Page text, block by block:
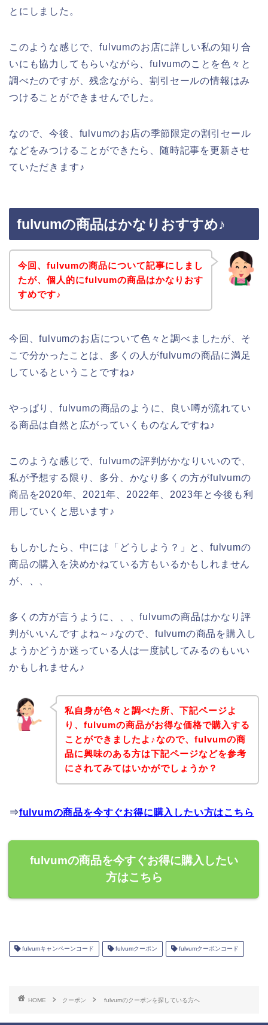
とにしました。
このような感じで、fulvumのお店に詳しい私の知り合
いにも協力してもらいながら、fulvumのことを色々と
調べたのですが、残念ながら、割引セールの情報はみ
つけることができませんでした。
なので、今後、fulvumのお店の季節限定の割引セール
などをみつけることができたら、随時記事を更新させ
ていただきます♪
fulvumの商品はかなりおすすめ♪
今回、fulvumの商品について記事にしまし
たが、個人的にfulvumの商品はかなりおす
すめです♪
今回、fulvumのお店について色々と調べましたが、そ
こで分かったことは、多くの人がfulvumの商品に満足
しているということですね♪
やっぱり、fulvumの商品のように、良い噂が流れてい
る商品は自然と広がっていくものなんですね♪
このような感じで、fulvumの評判がかなりいいので、
私が予想する限り、多分、かなり多くの方がfulvumの
商品を2020年、2021年、2022年、2023年と今後も利
用していくと思います♪
もしかしたら、中には「どうしよう？」と、fulvumの
商品の購入を決めかねている方もいるかもしれません
が、、、
多くの方が言うように、、、fulvumの商品はかなり評
判がいいんですよね～♪なので、fulvumの商品を購入し
ようかどうか迷っている人は一度試してみるのもいい
かもしれません♪
私自身が色々と調べた所、下記ページよ
り、fulvumの商品がお得な価格で購入する
ことができましたよ♪なので、fulvumの商
品に興味のある方は下記ページなどを参考
にされてみてはいかがでしょうか？
⇒fulvumの商品を今すぐお得に購入したい方はこちら
fulvumの商品を今すぐお得に購入したい
方はこちら
fulvumキャンペーンコード fulvumクーポン fulvumクーポンコード
HOME クーポン fulvumのクーポンを探している方へ